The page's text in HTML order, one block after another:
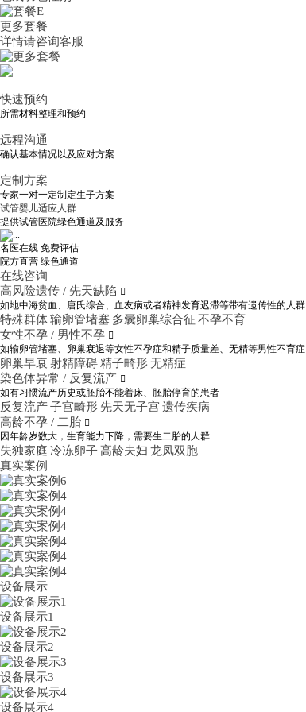
更多套餐
详情请咨询客服
快速预约
所需材料整理和预约
远程沟通
确认基本情况以及应对方案
定制方案
专家一对一定制定生子方案
试管婴儿适应人群
提供试管医院绿色通道及服务
名医在线 免费评估
院方直营 绿色通道
在线咨询
高风险遗传 / 先天缺陷 
如地中海贫血、唐氏综合、血友病或者精神发育迟滞等带有遗传性的人群
特殊群体输卵管堵塞 多囊卵巢综合征 不孕不育
女性不孕 / 男性不孕 
如输卵管堵塞、卵巢衰退等女性不孕症和精子质量差、无精等男性不育症
卵巢早衰射精障碍精子畸形 无精症
染色体异常 / 反复流产 
如有习惯流产历史或胚胎不能着床、胚胎停育的患者
反复流产子宫畸形 先天无子宫 遗传疾病
高龄不孕 / 二胎 
因年龄岁数大，生育能力下降，需要生二胎的人群
失独家庭 冷冻卵子高龄夫妇 龙凤双胞
真实案例
设备展示
设备展示1
设备展示2
设备展示3
设备展示4